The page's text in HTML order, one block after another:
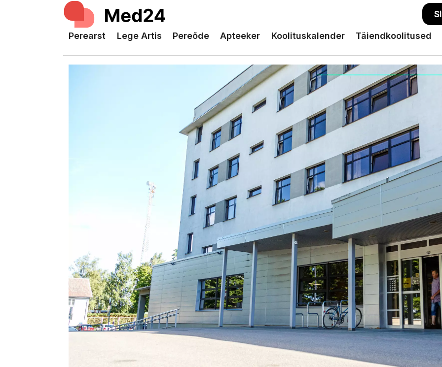
Perearst Lege Artis Pereõde Apteeker Koolituskalender Täiendkoolitused